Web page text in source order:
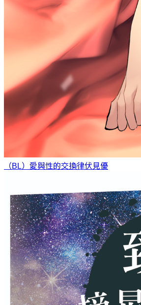
（BL）愛與性的交換律伏見優